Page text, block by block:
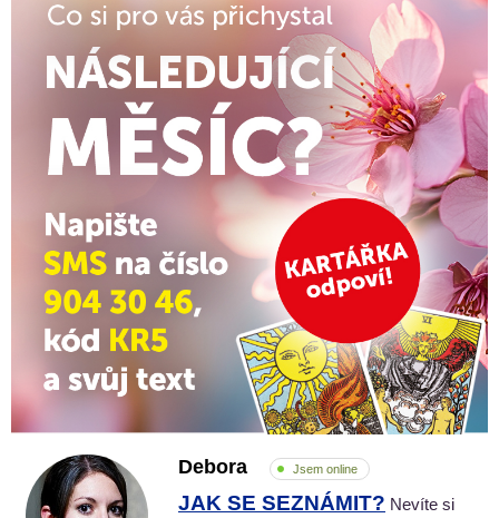
Debora Jsem online
JAK SE SEZNÁMIT? Nevíte si